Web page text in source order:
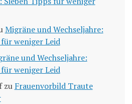
Migräne und Wechseljahre:
weniger Leid
und Wechseljahre:
weniger Leid
zu Frauenvorbild Traute